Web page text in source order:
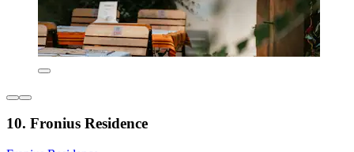
10. Fronius Residence